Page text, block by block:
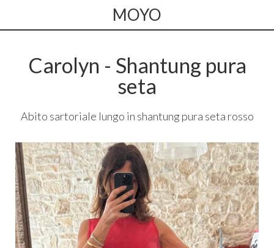
MOYO
Carolyn - Shantung pura
seta
Abito sartoriale lungo in shantung pura seta rosso